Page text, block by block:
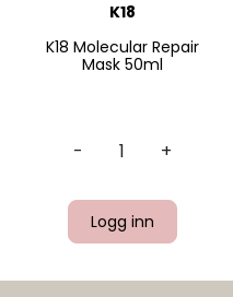
K18
K18 Molecular Repair
Mask 50ml
- +
Logg inn